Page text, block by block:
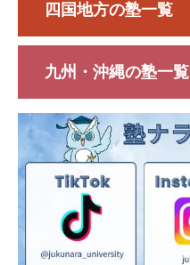
四国地方の塾一覧
九州・沖縄の塾一覧